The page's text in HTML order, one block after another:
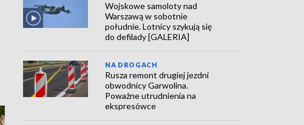
Wojskowe samoloty nad
Warszawą w sobotnie
południe. Lotnicy szykują się
do defilady [GALERIA]
NA DROGACH
Rusza remont drugiej jezdni
obwodnicy Garwolina.
Poważne utrudnienia na
ekspresówce